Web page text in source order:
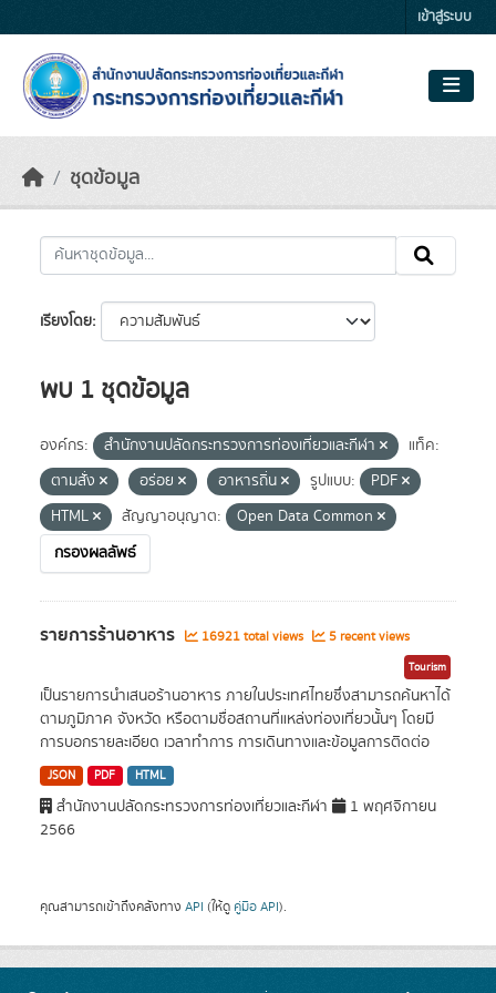
เข้าสู่ระบบ
ชุดข้อมูล
เรียงโดย
พบ 1 ชุดข้อมูล
องค์กร: สำนักงานปลัดกระทรวงการท่องเที่ยวและกีฬา
แท็ค:
ตามสั่ง
อร่อย อาหารถิ่น รูปแบบ:
PDF
HTML
สัญญาอนุญาต:
Open Data Common
กรองผลลัพธ์
รายการร้านอาหาร 16921 total views 5 recent views
Tourism
เป็นรายการนำเสนอร้านอาหาร ภายในประเทศไทยซึ่งสามารถค้นหาได้
ตามภูมิภาค จังหวัด หรือตามชื่อสถานที่แหล่งท่องเที่ยวนั้นๆ โดยมี
การบอกรายละเอียด เวลาทำการ การเดินทางและข้อมูลการติดต่อ
JSON PDF HTML
สำนักงานปลัดกระทรวงการท่องเที่ยวและกีฬา
1 พฤศจิกายน
2566
คุณสามารถเข้าถึงคลังทาง API (ให้ดู คู่มือ API).